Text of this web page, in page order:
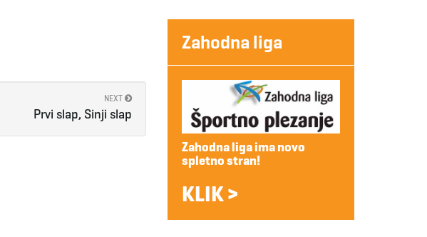
NEXT
Prvi slap, Sinji slap
Zahodna liga
Zahodna liga ima novo
spletno stran!
KLIK >